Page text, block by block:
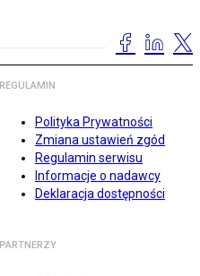
REGULAMIN
Polityka Prywatności
Zmiana ustawień zgód
Regulamin serwisu
Informacje o nadawcy
Deklaracja dostępności
PARTNERZY